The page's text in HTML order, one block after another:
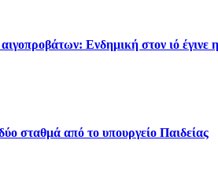
Ενδημική στον ιό έγινε
σταθμά από το υπουργείο Παιδείας